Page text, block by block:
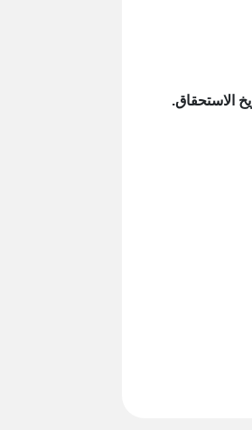
الاستحقاق.